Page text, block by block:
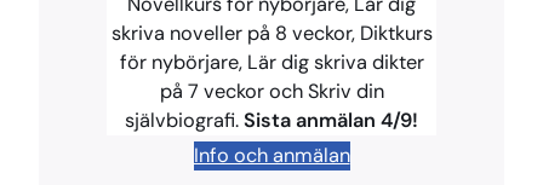
o
o
r
e
s
k
y
d
s
i
n
k
skriva noveller på 8 veckor, Diktkurs
för nybörjare, Lär dig skriva dikter
på 7 veckor och Skriv din
självbiografi.Sista anmälan 4/9!
Info och anmälan